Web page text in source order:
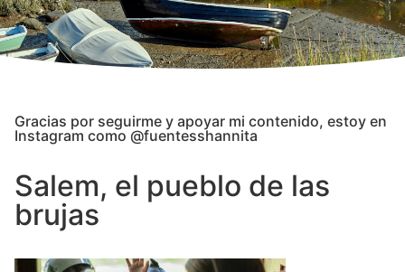
Gracias por seguirme y apoyar mi contenido, estoy en
Instagram como @fuentesshannita
Salem, el pueblo de las
brujas